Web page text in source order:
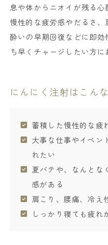
息や体からニオイが残る
慢性的な疲労感やだるさ
酔いの早期回復などに即
ち早くチャージしたい方に
にんにく注射はこん
蓄積した慢性的な疲
大事な仕事やイベン
れたい
夏バテや、なんとな
感がある
肩こり、腰痛、冷え
しっかり寝ても疲れ